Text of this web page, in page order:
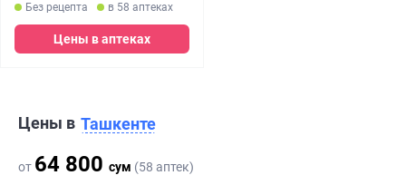
Без рецепта в 58 аптеках
Цены в аптеках
Цены в Ташкенте
от 64 800 сум (58 аптек)